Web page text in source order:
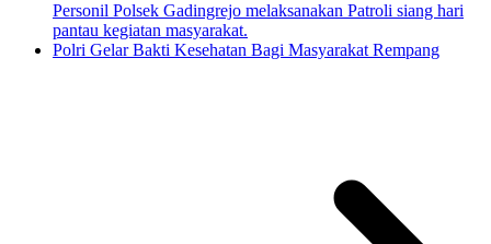
Personil Polsek Gadingrejo melaksanakan Patroli siang hari
pantau kegiatan masyarakat.
Polri Gelar Bakti Kesehatan Bagi Masyarakat Rempang